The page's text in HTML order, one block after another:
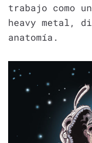
trabajo como
heavy metal,
anatomía.